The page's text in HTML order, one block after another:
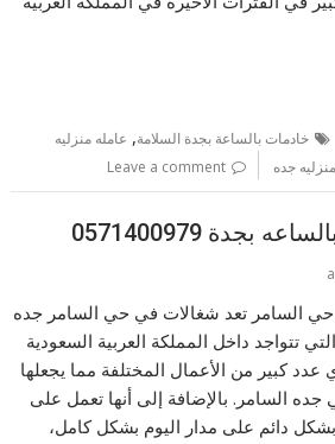
خادمات بالساعة بجدة السلامة, عامله منزليه
جده Leave a comment
بجدة 0571400979
السامر تعد شغالات في حي السامر جده
تتواجد داخل المملكة العربية السعودية
عدد كبير من الأعمال المختلفة مما يجعلها
السامر. بالإضافة إلى أنها تعمل على
بشكل دائم على مدار اليوم بشكل كامل،